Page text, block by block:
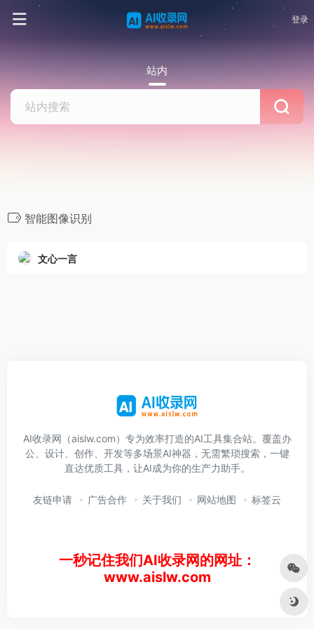
登录
站内
智能图像识别
文心一言
AI收录网（aislw.com）专为效率打造的AI工具集合站。覆盖办
公、设计、创作、开发等多场景AI神器，无需繁琐搜索，一键
直达优质工具，让AI成为你的生产力助手。
友链申请 广告合作 关于我们 网站地图 标签云
一秒记住我们AI收录网的网址：
www.aislw.com